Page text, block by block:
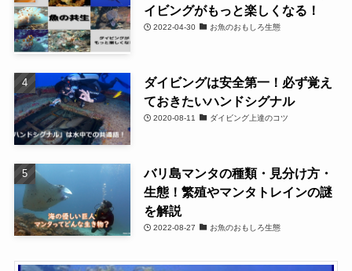
イビングがもっと楽しくなる！
2022-04-30 お魚のおもしろ生態
ダイビングは安全第一！必ず覚え
ておきたいハンドシグナル
2020-08-11 ダイビング上達のコツ
バリ島マンタの種類・見分け方・
生態！繁殖やマンタトレインの謎
を解説
2022-08-27 お魚のおもしろ生態